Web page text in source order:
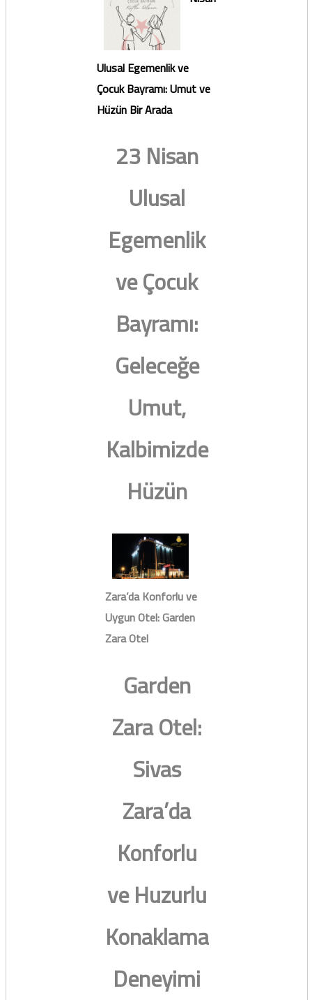
Ulusal Egemenlik ve
Çocuk Bayramı: Umut ve
Hüzün Bir Arada
23 Nisan
Ulusal
Egemenlik
ve Çocuk
Bayramı:
Geleceğe
Umut,
Kalbimizde
Hüzün
Zara’da Konforlu ve
Uygun Otel: Garden
Zara Otel
Garden
Zara Otel:
Sivas
Zara’da
Konforlu
ve Huzurlu
Konaklama
Deneyimi